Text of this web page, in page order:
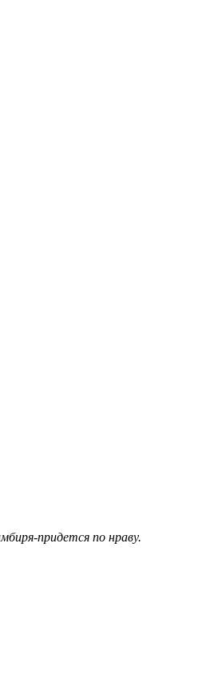
придется по нраву.